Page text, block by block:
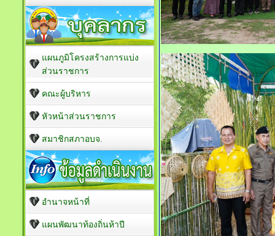
แผนภูมิโครงสร้างการแบ่ง
ส่วนราชการ
คณะผู้บริหาร
หัวหน้าส่วนราชการ
สมาชิกสภาอบจ.
อำนาจหน้าที่
แผนพัฒนาท้องถิ่นห้าปี